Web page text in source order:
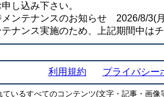
し込み下さい。
ンテナンスのお知らせ 2026/8/3(月
ナンス実施のため、上記期間中は
利用規約 プライバシー
いるすべてのコンテンツ(文字・記事・画